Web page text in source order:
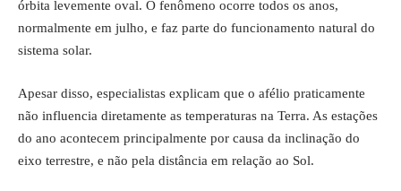
órbita levemente oval. O fenômeno ocorre todos os anos,
normalmente em julho, e faz parte do funcionamento natural do
sistema solar.
Apesar disso, especialistas explicam que o afélio praticamente
não influencia diretamente as temperaturas na Terra. As estações
do ano acontecem principalmente por causa da inclinação do
eixo terrestre, e não pela distância em relação ao Sol.